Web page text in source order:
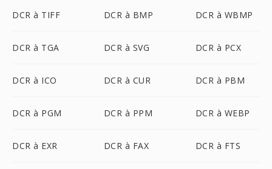
DCR à TIFF DCR à BMP DCR à WBMP
DCR à TGA DCR à SVG DCR à PCX
DCR à ICO DCR à CUR DCR à PBM
DCR à PGM DCR à PPM DCR à WEBP
DCR à EXR DCR à FAX DCR à FTS